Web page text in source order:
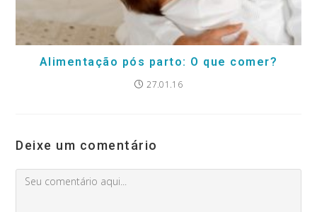
Alimentação pós parto: O que comer?
27.01.16
Deixe um comentário
Comment